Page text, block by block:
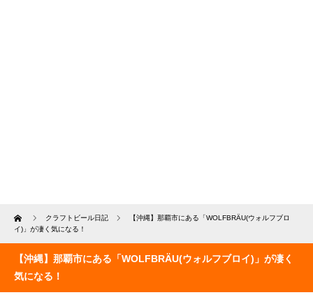
Home クラフトビール日記
【沖縄】那覇市にある「WOLFBRÄU(ウォルフブロ
イ)」が凄く気になる！
【沖縄】那覇市にある「WOLFBRÄU(ウォルフブロイ)」が凄く
気になる！